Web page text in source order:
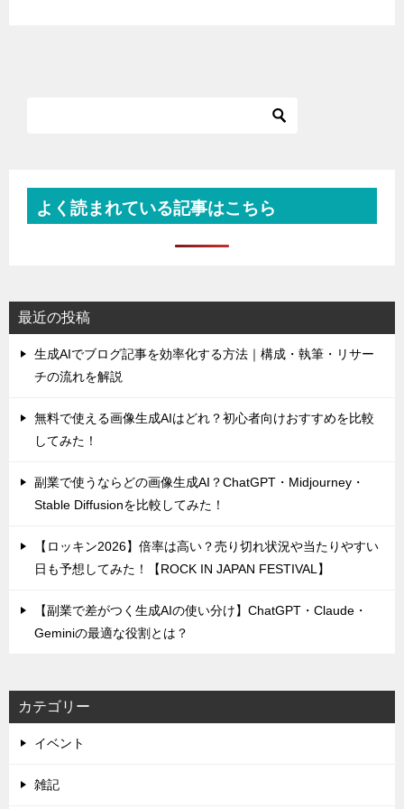
よく読まれている記事はこちら
最近の投稿
生成AIでブログ記事を効率化する方法｜構成・執筆・リサー
チの流れを解説
無料で使える画像生成AIはどれ？初心者向けおすすめを比較
してみた！
副業で使うならどの画像生成AI？ChatGPT・Midjourney・
Stable Diffusionを比較してみた！
【ロッキン2026】倍率は高い？売り切れ状況や当たりやすい
日も予想してみた！【ROCK IN JAPAN FESTIVAL】
【副業で差がつく生成AIの使い分け】ChatGPT・Claude・
Geminiの最適な役割とは？
カテゴリー
イベント
雑記